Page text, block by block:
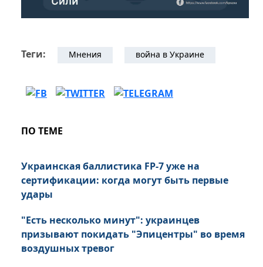
Теги: Мнения война в Украине
ПО ТЕМЕ
Украинская баллистика FP-7 уже на
сертификации: когда могут быть первые
удары
"Есть несколько минут": украинцев
призывают покидать "Эпицентры" во время
воздушных тревог